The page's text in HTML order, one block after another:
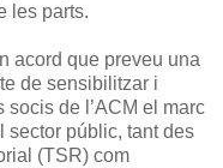
les parts.
acord que preveu una
de sensibilitzar i
de l’ACM el marc
sector públic, tant des
(TSR) com